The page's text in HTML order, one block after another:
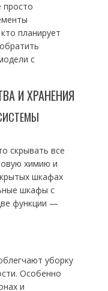
планирует
с
И ХРАНЕНИЯ
скрывать все
химию и
шкафах
шкафы с
функции —
уборку
Особенно
и